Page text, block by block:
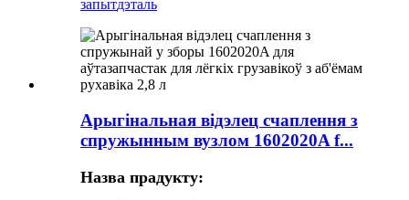
запытдэталь
Арыгінальная відэлец счаплення з
спружынным вузлом 1602020A f...
Назва прадукту: